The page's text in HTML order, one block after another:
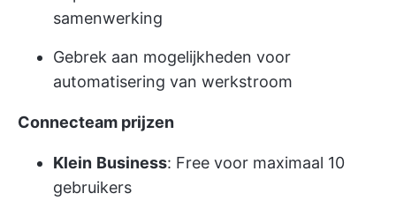
samenwerking
Gebrek aan mogelijkheden voor
automatisering van werkstroom
Connecteam prijzen
Klein Business: Free voor maximaal 10
gebruikers